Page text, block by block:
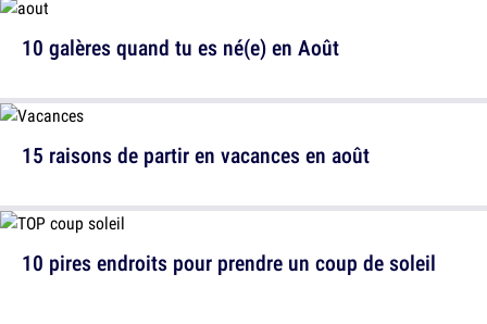
15 raisons de partir en vacances en août
10 galères quand tu es né(e) en Août
10 pires endroits pour prendre un coup de soleil